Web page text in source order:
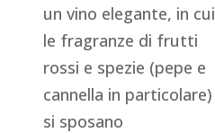
un vino elegante, in cui
le fragranze di frutti
rossi e spezie (pepe e
cannella in particolare)
si sposano